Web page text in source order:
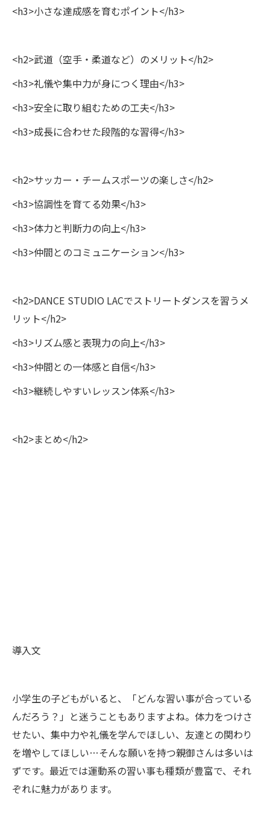
<h3>小さな達成感を育むポイント</h3>
<h2>武道（空手・柔道など）のメリット</h2>
<h3>礼儀や集中力が身につく理由</h3>
<h3>安全に取り組むための工夫</h3>
<h3>成長に合わせた段階的な習得</h3>
<h2>サッカー・チームスポーツの楽しさ</h2>
<h3>協調性を育てる効果</h3>
<h3>体力と判断力の向上</h3>
<h3>仲間とのコミュニケーション</h3>
<h2>DANCE STUDIO LACでストリートダンスを習うメ
リット</h2>
<h3>リズム感と表現力の向上</h3>
<h3>仲間との一体感と自信</h3>
<h3>継続しやすいレッスン体系</h3>
<h2>まとめ</h2>
導入文
小学生の子どもがいると、「どんな習い事が合っている
んだろう？」と迷うこともありますよね。体力をつけさ
せたい、集中力や礼儀を学んでほしい、友達との関わり
を増やしてほしい…そんな願いを持つ親御さんは多いは
ずです。最近では運動系の習い事も種類が豊富で、それ
ぞれに魅力があります。